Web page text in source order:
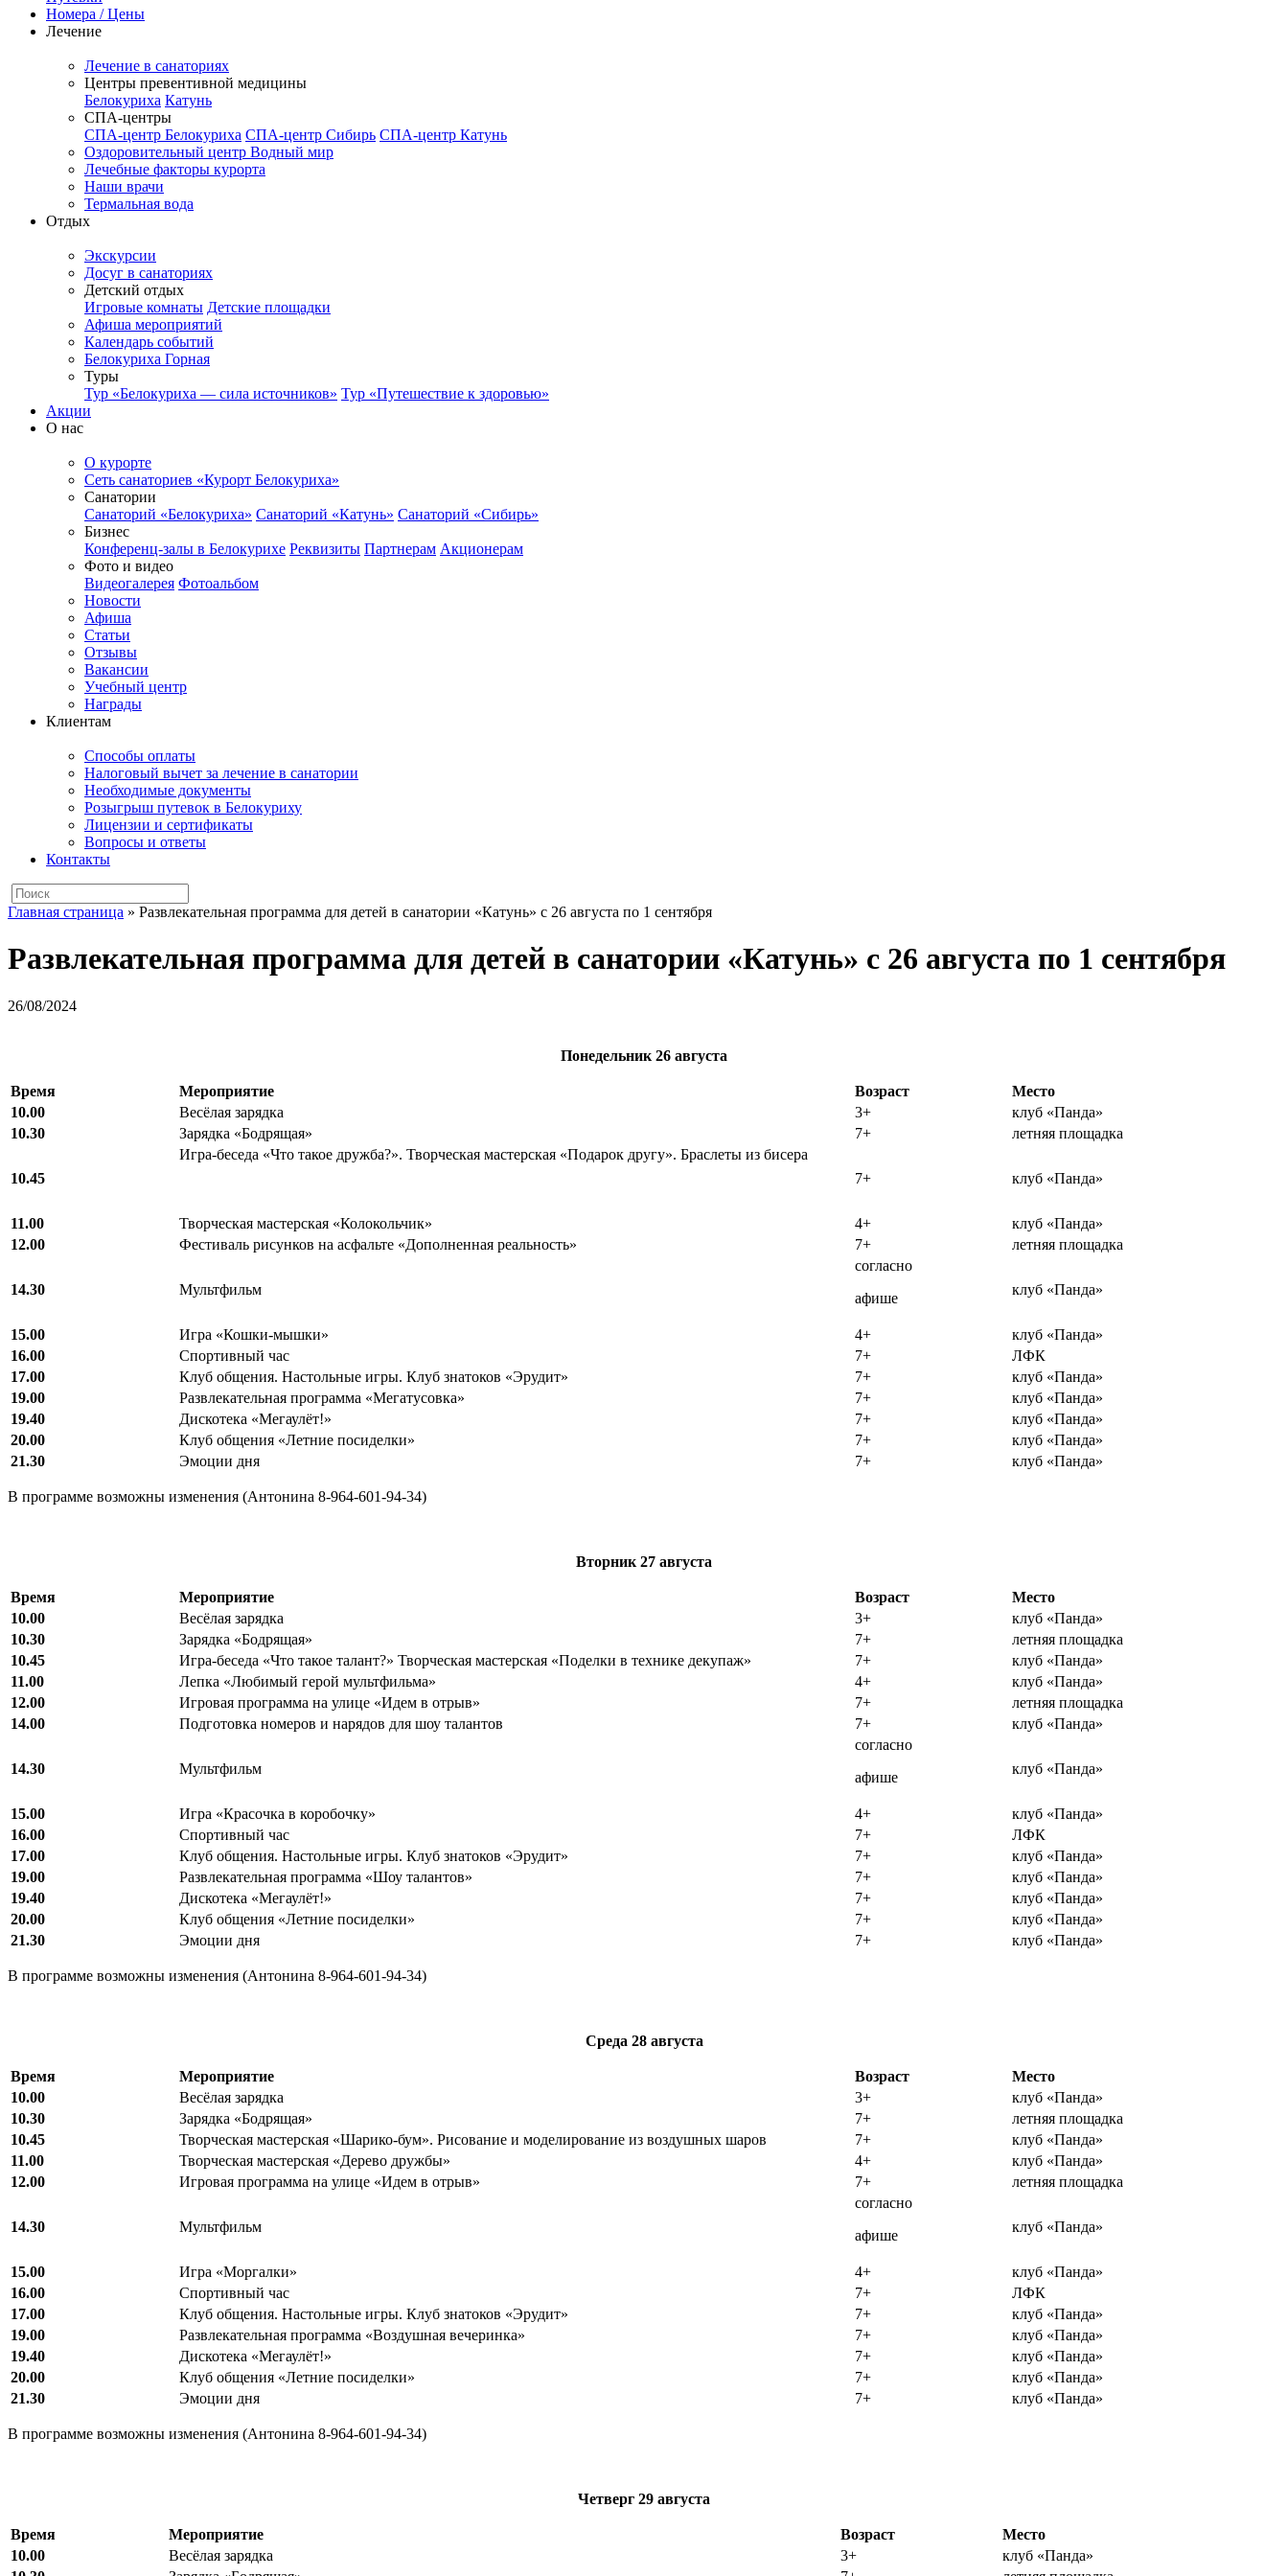
Номера / Цены
Лечение
Лечение в санаториях
Центры превентивной медицины
Белокуриха Катунь
СПА-центры
СПА-центр Белокуриха СПА-центр Сибирь СПА-центр Катунь
Оздоровительный центр Водный мир
Лечебные факторы курорта
Наши врачи
Термальная вода
Отдых
Экскурсии
Досуг в санаториях
Детский отдых
Игровые комнаты Детские площадки
Афиша мероприятий
Календарь событий
Белокуриха Горная
Туры
Тур «Белокуриха — сила источников» Тур «Путешествие к здоровью»
Акции
О нас
О курорте
Сеть санаториев «Курорт Белокуриха»
Санатории
Санаторий «Белокуриха» Санаторий «Катунь» Санаторий «Сибирь»
Бизнес
Конференц-залы в Белокурихе Реквизиты Партнерам Акционерам
Фото и видео
Видеогалерея Фотоальбом
Новости
Афиша
Статьи
Отзывы
Вакансии
Учебный центр
Награды
Клиентам
Способы оплаты
Налоговый вычет за лечение в санатории
Необходимые документы
Розыгрыш путевок в Белокуриху
Лицензии и сертификаты
Вопросы и ответы
Контакты
Главная страница » Развлекательная программа для детей в санатории «Катунь» с 26 августа по 1 сентября
Развлекательная программа для детей в санатории «Катунь» с 26 августа по 1 сентября
26/08/2024
Понедельник 26 августа
Время Мероприятие Возраст
Место
10.00
Весёлая зарядка 3+
клуб «Панда»
10.30
Зарядка «Бодрящая» 7+ летняя площадка
10.45
Игра-беседа «Что такое дружба?». Творческая мастерская «Подарок другу». Браслеты из бисера
7+
клуб «Панда»
11.00 Творческая мастерская «Колокольчик» 4+
клуб «Панда»
12.00
Фестиваль рисунков на асфальте «Дополненная реальность» 7+ летняя площадка
14.30 Мультфильм
согласно
афише
клуб «Панда»
15.00 Игра «Кошки-мышки» 4+
клуб «Панда»
16.00
Спортивный час 7+
ЛФК
17.00
Клуб общения. Настольные игры. Клуб знатоков «Эрудит» 7+
клуб «Панда»
19.00
Развлекательная программа «Мегатусовка» 7+
клуб «Панда»
19.40
Дискотека «Мегаулёт!» 7+
клуб «Панда»
20.00
Клуб общения «Летние посиделки» 7+
клуб «Панда»
21.30
Эмоции дня 7+ клуб «Панда»
В программе возможны изменения (Антонина 8-964-601-94-34)
Вторник 27 августа
Время Мероприятие Возраст
Место
10.00
Весёлая зарядка 3+
клуб «Панда»
10.30
Зарядка «Бодрящая» 7+
летняя площадка
10.45
Игра-беседа «Что такое талант?» Творческая мастерская «Поделки в технике декупаж» 7+
клуб «Панда»
11.00
Лепка «Любимый герой мультфильма» 4+
клуб «Панда»
12.00
Игровая программа на улице «Идем в отрыв» 7+
летняя площадка
14.00
Подготовка номеров и нарядов для шоу талантов 7+ клуб «Панда»
14.30 Мультфильм
согласно
афише
клуб «Панда»
15.00 Игра «Красочка в коробочку» 4+
клуб «Панда»
16.00
Спортивный час 7+
ЛФК
17.00
Клуб общения. Настольные игры. Клуб знатоков «Эрудит» 7+
клуб «Панда»
19.00
Развлекательная программа «Шоу талантов» 7+
клуб «Панда»
19.40
Дискотека «Мегаулёт!» 7+
клуб «Панда»
20.00
Клуб общения «Летние посиделки» 7+
клуб «Панда»
21.30
Эмоции дня 7+ клуб «Панда»
В программе возможны изменения (Антонина 8-964-601-94-34)
Среда 28 августа
Время Мероприятие Возраст
Место
10.00
Весёлая зарядка 3+
клуб «Панда»
10.30
Зарядка «Бодрящая» 7+
летняя площадка
10.45
Творческая мастерская «Шарико-бум». Рисование и моделирование из воздушных шаров 7+
клуб «Панда»
11.00
Творческая мастерская «Дерево дружбы» 4+
клуб «Панда»
12.00
Игровая программа на улице «Идем в отрыв» 7+ летняя площадка
14.30 Мультфильм
согласно
афише
клуб «Панда»
15.00 Игра «Моргалки» 4+
клуб «Панда»
16.00
Спортивный час 7+
ЛФК
17.00
Клуб общения. Настольные игры. Клуб знатоков «Эрудит» 7+
клуб «Панда»
19.00
Развлекательная программа «Воздушная вечеринка» 7+
клуб «Панда»
19.40
Дискотека «Мегаулёт!» 7+
клуб «Панда»
20.00
Клуб общения «Летние посиделки» 7+
клуб «Панда»
21.30
Эмоции дня 7+ клуб «Панда»
В программе возможны изменения (Антонина 8-964-601-94-34)
Четверг 29 августа
Время Мероприятие Возраст
Место
10.00
Весёлая зарядка 3+
клуб «Панда»